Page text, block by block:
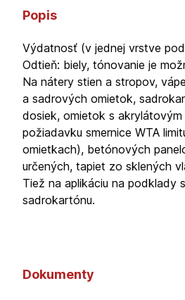
Popis
Výdatnosť (v jednej vrstve
Odtieň: biely, tónovanie je
Na nátery stien a stropov,
a sadrových omietok,
dosiek, omietok s
požiadavku smernice WTA
omietkach), betónových
určených, tapiet zo sklených
Tiež na aplikáciu na podklady
sadrokartónu.
Dokumenty